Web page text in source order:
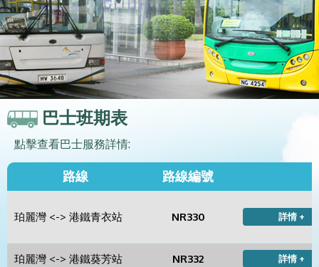
巴士班期表
點擊查看巴士服務詳情:
路線 路線編號
珀麗灣 <-> 港鐵青衣站 NR330 詳情 +
珀麗灣 <-> 港鐵葵芳站 NR332 詳情 +